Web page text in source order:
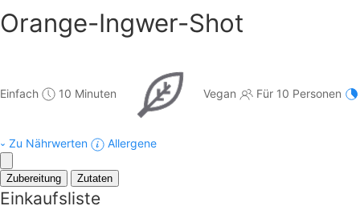
Orange-Ingwer-Shot
Einfach 10 Minuten Vegan Für 10 Personen
Zu Nährwerten Allergene
Zubereitung Zutaten
Einkaufsliste